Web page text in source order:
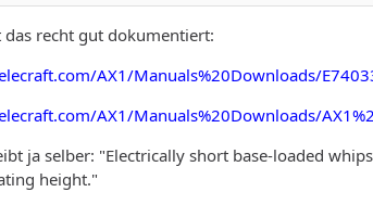
das recht gut dokumentiert:
AX1/Manuals%20Downloads/
AX1/Manuals%20Downloads/
ja selber: "Electrically short base-loaded
ting height."